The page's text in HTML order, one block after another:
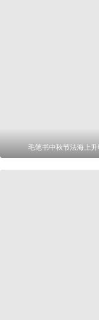
毛笔书中秋节法海上升